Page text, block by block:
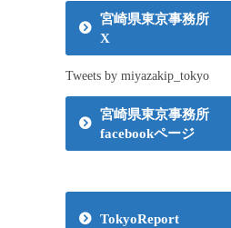
宮崎県東京事務所
X
Tweets by miyazakip_tokyo
宮崎県東京事務所
facebookページ
TokyoReport